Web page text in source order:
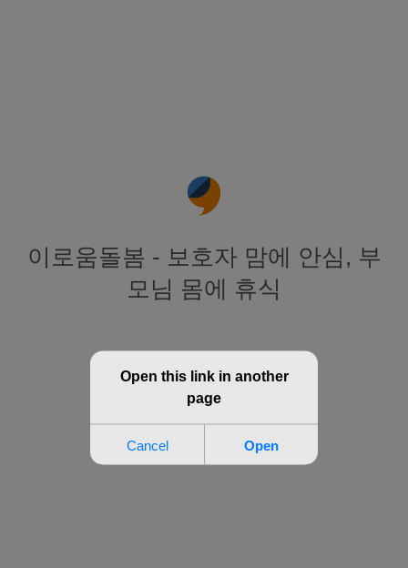
이로움돌봄 - 보호자 맘에 안심, 부
모님 몸에 휴식